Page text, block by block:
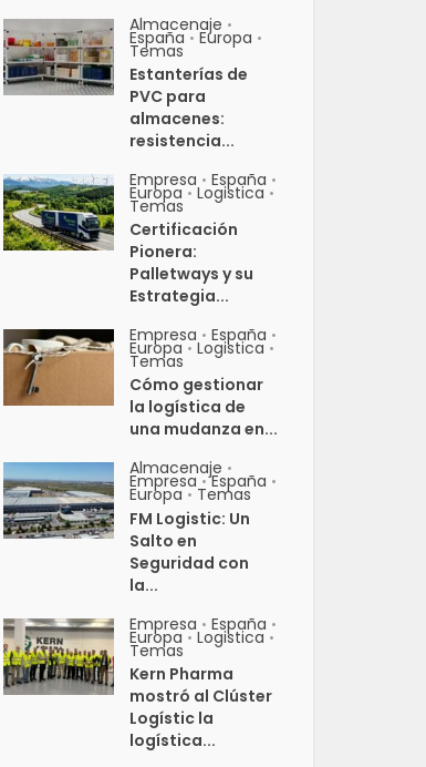
Almacenaje •
España • Europa •
Temas
Estanterías de
PVC para
almacenes:
resistencia...
Empresa • España •
Europa • Logistica •
Temas
Certificación
Pionera:
Palletways y su
Estrategia...
Empresa • España •
Europa • Logistica •
Temas
Cómo gestionar
la logística de
una mudanza en...
Almacenaje •
Empresa • España •
Europa • Temas
FM Logistic: Un
Salto en
Seguridad con
la...
Empresa • España •
Europa • Logistica •
Temas
Kern Pharma
mostró al Clúster
Logístic la
logística...